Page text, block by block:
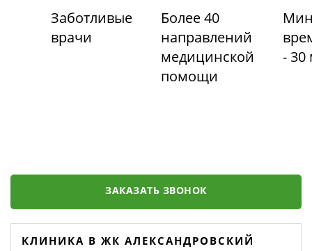
Заботливые
врачи
Более 40
направлений
медицинской
помощи
- 30
ЗАКАЗАТЬ ЗВОНОК
КЛИНИКА В ЖК АЛЕКСАНДРОВСКИЙ